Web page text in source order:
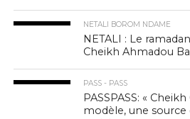
NETALI BOROM NDAME
NETALI : Le
Cheikh Ahmadou
PASS - PASS
PASSPASS: «
modèle, une source